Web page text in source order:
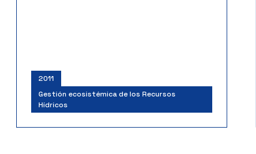
2011
Gestión ecosistémica de los Recursos
Hídricos